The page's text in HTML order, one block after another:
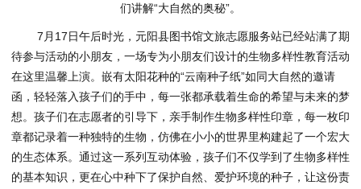
们讲解“大自然的奥秘”。
7月17日午后时光，元阳县图书馆文旅志愿服务站已经站满了期
待参与活动的小朋友，一场专为小朋友们设计的生物多样性教育活动
在这里温馨上演。嵌有太阳花种的“云南种子纸”如同大自然的邀请
函，轻轻落入孩子们的手中，每一张都承载着生命的希望与未来的梦
想。孩子们在志愿者的引导下，亲手制作生物多样性印章，每一枚印
章都记录着一种独特的生物，仿佛在小小的世界里构建起了一个宏大
的生态体系。通过这一系列互动体验，孩子们不仅学到了生物多样性
的基本知识，更在心中种下了保护自然、爱护环境的种子，让这份责